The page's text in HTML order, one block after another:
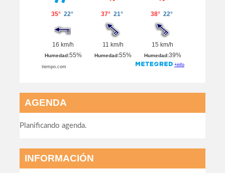
AGENDA
Planificando agenda.
INFORMACIÓN